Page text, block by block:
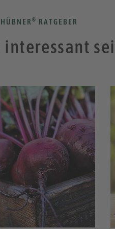
® RATGEBER
interessant